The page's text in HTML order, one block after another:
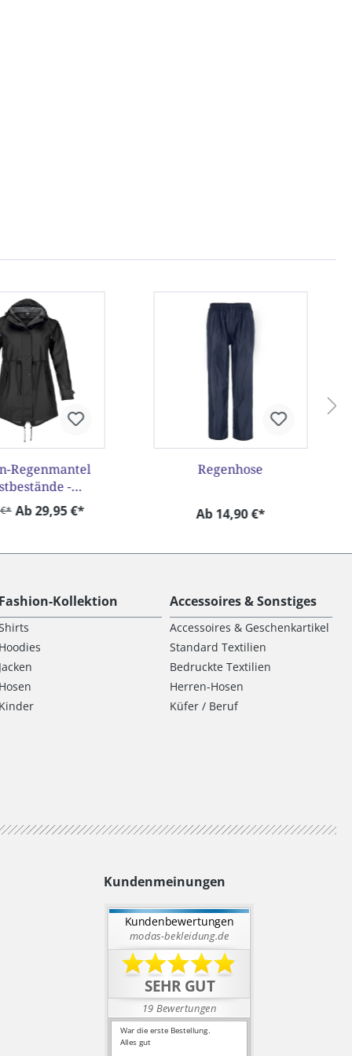
Regenmantel
-
Ab 29,95 €*
Regenhose
Ab 14,90 €*
Fashion-Kollektion
Hoodies
Jacken
Hosen
Kinder
Accessoires & Sonstiges
Accessoires & Geschenkartikel
Standard Textilien
Bedruckte Textilien
Herren-Hosen
Küfer / Beruf
Kundenmeinungen